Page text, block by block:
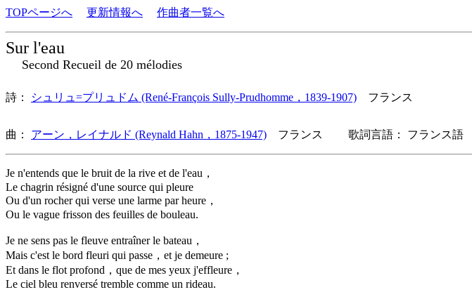
TOPページへ 更新情報へ 作曲者一覧へ
Sur l'eau
Second Recueil de 20 mélodies
詩： シュリュ=プリュドム (René-François Sully-Prudhomme，1839-1907) フランス
曲： アーン，レイナルド (Reynald Hahn，1875-1947) フランス 歌詞言語： フランス語
Je n'entends que le bruit de la rive et de l'eau，
Le chagrin résigné d'une source qui pleure
Ou d'un rocher qui verse une larme par heure，
Ou le vague frisson des feuilles de bouleau.
Je ne sens pas le fleuve entraîner le bateau，
Mais c'est le bord fleuri qui passe，et je demeure ;
Et dans le flot profond，que de mes yeux j'effleure，
Le ciel bleu renversé tremble comme un rideau.